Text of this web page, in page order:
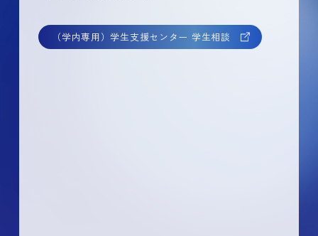
（学内専用）学生支援センター 学生相談